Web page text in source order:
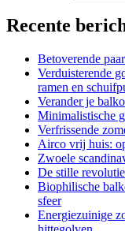
Recente
Betoverende
Verduisterende
ramen en
Verander je
Minimalistische
Verfrissende
Airco vrij huis:
Zwoele
De stille
Biophilische
sfeer
Energiezuinige